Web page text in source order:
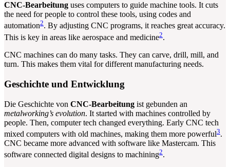
CNC-Bearbeitung uses computers to guide machine tools. It cuts
the need for people to control these tools, using codes and
automation2. By adjusting CNC programs, it reaches great accuracy.
This is key in areas like aerospace and medicine2.
CNC machines can do many tasks. They can carve, drill, mill, and
turn. This makes them vital for different manufacturing needs.
Geschichte und Entwicklung
Die Geschichte von CNC-Bearbeitung ist gebunden an
metalworking’s evolution. It started with machines controlled by
people. Then, computer tech changed everything. Early CNC tech
mixed computers with old machines, making them more powerful3.
CNC became more advanced with software like Mastercam. This
software connected digital designs to machining2.